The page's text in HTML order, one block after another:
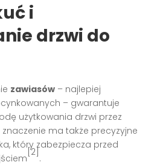
i
drzwi do
zawiasów – najlepiej
– gwarantuje
użytkowania drzwi przez
znaczenie ma także precyzyjne
który zabezpiecza przed
[2]
.